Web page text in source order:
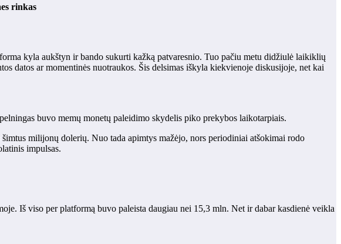
rinkas
kyla aukštyn ir bando sukurti kažką patvaresnio. Tuo pačiu metu didžiulė laikiklių
datos ar momentinės nuotraukos. Šis delsimas iškyla kiekvienoje diskusijoje, net kai
buvo memų monetų paleidimo skydelis piko prekybos laikotarpiais.
milijonų dolerių. Nuo tada apimtys mažėjo, nors periodiniai atšokimai rodo
impulsas.
Iš viso per platformą buvo paleista daugiau nei 15,3 mln. Net ir dabar kasdienė veikla